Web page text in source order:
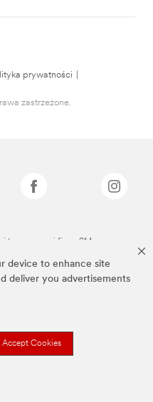
device to enhance site
deliver you advertisements
Accept Cookies
prywatności
zastrzeżone.
towarowymi firmy 3M.